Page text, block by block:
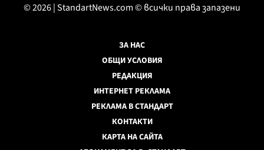
© 2026 | StandartNews.com © всички права запазени
ЗА НАС
ОБЩИ УСЛОВИЯ
РЕДАКЦИЯ
ИНТЕРНЕТ РЕКЛАМА
РЕКЛАМА В СТАНДАРТ
КОНТАКТИ
КАРТА НА САЙТА